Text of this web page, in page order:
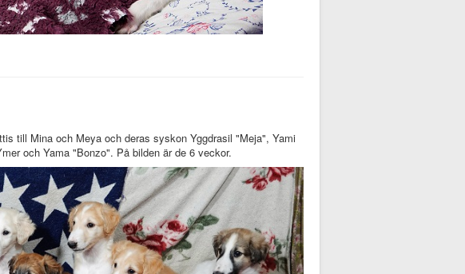
till Mina och Meya och deras syskon Yggdrasil "Meja", Yami
och Yama "Bonzo". På bilden är de 6 veckor.